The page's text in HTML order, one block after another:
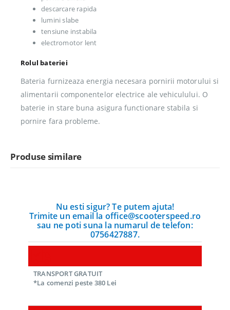
descarcare rapida
lumini slabe
tensiune instabila
electromotor lent
Rolul bateriei
Bateria furnizeaza energia necesara pornirii motorului si
alimentarii componentelor electrice ale vehiculului. O
baterie in stare buna asigura functionare stabila si
pornire fara probleme.
Produse similare
Nu esti sigur? Te putem ajuta!
Trimite un email la office@scooterspeed.ro
sau ne poti suna la numarul de telefon:
0756427887.
TRANSPORT GRATUIT
*La comenzi peste 380 Lei